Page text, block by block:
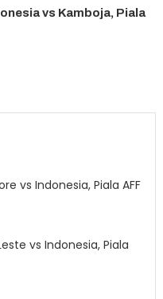
vs Kamboja, Piala
vs Indonesia, Piala AFF
vs Indonesia, Piala